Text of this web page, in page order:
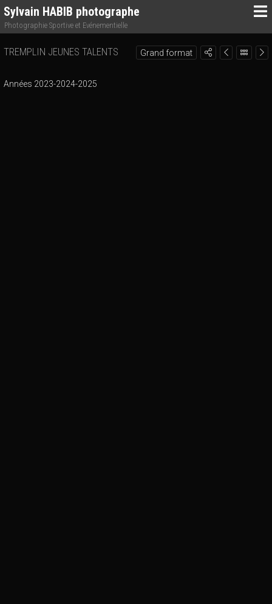
Sylvain HABIB photographe
Photographie Sportive et Evénementielle
Grand format
TREMPLIN JEUNES TALENTS
Années 2023-2024-2025